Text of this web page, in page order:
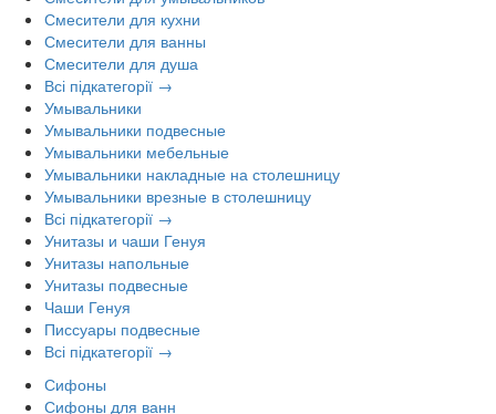
Смесители для кухни
Смесители для ванны
Смесители для душа
Всі підкатегорії →
Умывальники
Умывальники подвесные
Умывальники мебельные
Умывальники накладные на столешницу
Умывальники врезные в столешницу
Всі підкатегорії →
Унитазы и чаши Генуя
Унитазы напольные
Унитазы подвесные
Чаши Генуя
Писсуары подвесные
Всі підкатегорії →
Сифоны
Сифоны для ванн